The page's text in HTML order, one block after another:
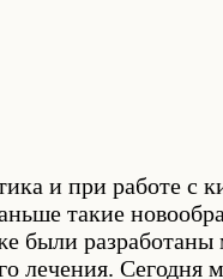
и при работе с
такие
были разработаны
лечения. Сегодня